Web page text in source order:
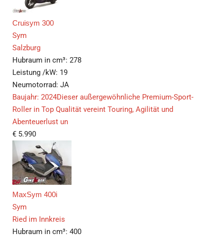
Cruisym 300
Sym
Salzburg
Hubraum in cm³: 278
Leistung /kW: 19
Neumotorrad: JA
Baujahr: 2024Dieser außergewöhnliche Premium-Sport-
Roller in Top Qualität vereint Touring, Agilität und
Abenteuerlust un
€ 5.990
MaxSym 400i
Sym
Ried im Innkreis
Hubraum in cm³: 400